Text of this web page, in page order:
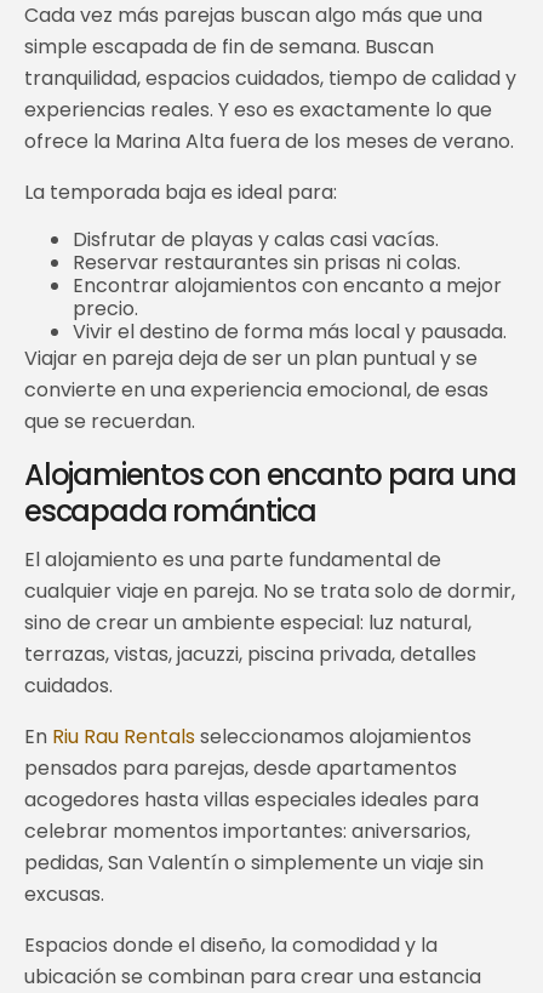
Cada vez más parejas buscan algo más que una
simple escapada de fin de semana. Buscan
tranquilidad, espacios cuidados, tiempo de calidad y
experiencias reales. Y eso es exactamente lo que
ofrece la Marina Alta fuera de los meses de verano.
La temporada baja es ideal para:
Disfrutar de playas y calas casi vacías.
Reservar restaurantes sin prisas ni colas.
Encontrar alojamientos con encanto a mejor
precio.
Vivir el destino de forma más local y pausada.
Viajar en pareja deja de ser un plan puntual y se
convierte en una experiencia emocional, de esas
que se recuerdan.
Alojamientos con encanto para una
escapada romántica
El alojamiento es una parte fundamental de
cualquier viaje en pareja. No se trata solo de dormir,
sino de crear un ambiente especial: luz natural,
terrazas, vistas, jacuzzi, piscina privada, detalles
cuidados.
En Riu Rau Rentalsseleccionamos alojamientos
pensados para parejas, desde apartamentos
acogedores hasta villas especiales ideales para
celebrar momentos importantes: aniversarios,
pedidas, San Valentín o simplemente un viaje sin
excusas.
Espacios donde el diseño, la comodidad y la
ubicación se combinan para crear una estancia